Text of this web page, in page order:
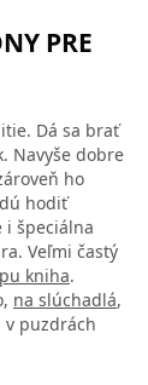
PRE
Dá sa brať
Navyše dobre
ho
hodiť
i špeciálna
Veľmi častý
kniha.
na slúchadlá,
v puzdrách